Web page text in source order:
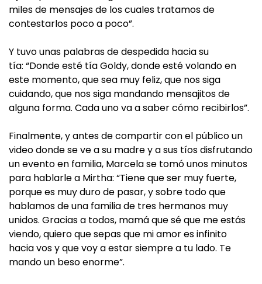
miles de mensajes de los cuales tratamos de
contestarlos poco a poco”.
Y tuvo unas palabras de despedida hacia su
tía: “Donde esté tía Goldy, donde esté volando en
este momento, que sea muy feliz, que nos siga
cuidando, que nos siga mandando mensajitos de
alguna forma. Cada uno va a saber cómo recibirlos”.
Finalmente, y antes de compartir con el público un
video donde se ve a su madre y a sus tíos disfrutando
un evento en familia, Marcela se tomó unos minutos
para hablarle a Mirtha: “Tiene que ser muy fuerte,
porque es muy duro de pasar, y sobre todo que
hablamos de una familia de tres hermanos muy
unidos. Gracias a todos, mamá que sé que me estás
viendo, quiero que sepas que mi amor es infinito
hacia vos y que voy a estar siempre a tu lado. Te
mando un beso enorme”.